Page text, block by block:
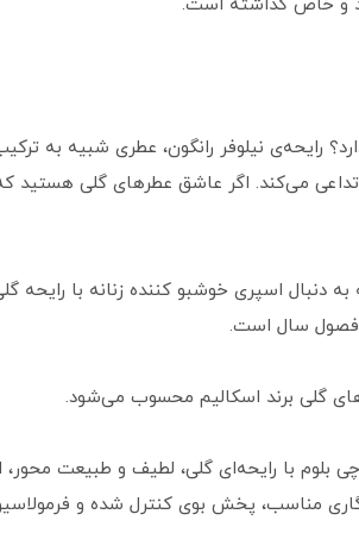
رایحه‌ی نیلوفر رانگون، عطری شبیه به
می‌کند. اگر عاشق عطرهای گلی هستید
دنبال اسپری خوشبو کننده زنانه با رایحه
فصول سال است.
گلی برند اسکالیم محسوب می‌شود.
بلوم با رایحه‌ای گلی، لطیف و طبیعت‌ محور،
مناسب، پخش بوی کنترل‌ شده و